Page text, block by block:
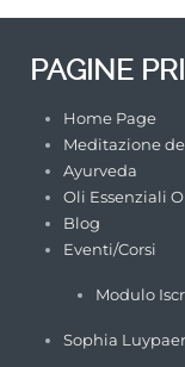
PAGINE
Home Page
Meditazione
Ayurveda
Oli Essenziali
Blog
Eventi/Corsi
Modulo
Sophia